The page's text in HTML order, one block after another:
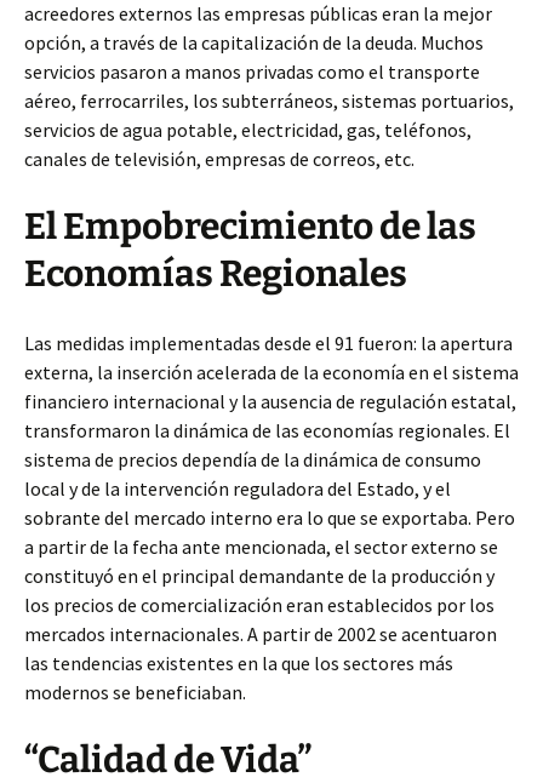
acreedores externos las empresas públicas eran la mejor
opción, a través de la capitalización de la deuda. Muchos
servicios pasaron a manos privadas como el transporte
aéreo, ferrocarriles, los subterráneos, sistemas portuarios,
servicios de agua potable, electricidad, gas, teléfonos,
canales de televisión, empresas de correos, etc.
El Empobrecimiento de las
Economías Regionales
Las medidas implementadas desde el 91 fueron: la apertura
externa, la inserción acelerada de la economía en el sistema
financiero internacional y la ausencia de regulación estatal,
transformaron la dinámica de las economías regionales. El
sistema de precios dependía de la dinámica de consumo
local y de la intervención reguladora del Estado, y el
sobrante del mercado interno era lo que se exportaba. Pero
a partir de la fecha ante mencionada, el sector externo se
constituyó en el principal demandante de la producción y
los precios de comercialización eran establecidos por los
mercados internacionales. A partir de 2002 se acentuaron
las tendencias existentes en la que los sectores más
modernos se beneficiaban.
“Calidad de Vida”